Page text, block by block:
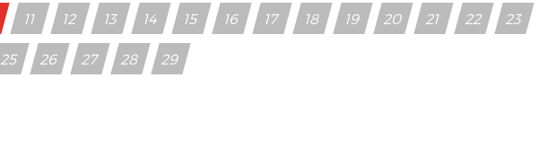
11 12 13 14 15 16 17 18 19 20 21 22 23
25 26 27 28 29